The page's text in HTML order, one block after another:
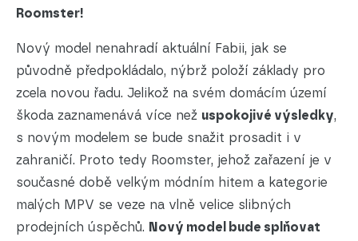
Roomster!
Nový model nenahradí aktuální Fabii, jak se
původně předpokládalo, nýbrž položí základy pro
zcela novou řadu. Jelikož na svém domácím území
škoda zaznamenává více než uspokojivé výsledky,
s novým modelem se bude snažit prosadit i v
zahraničí. Proto tedy Roomster, jehož zařazení je v
současné době velkým módním hitem a kategorie
malých MPV se veze na vlně velice slibných
prodejních úspěchů. Nový model bude splňovat